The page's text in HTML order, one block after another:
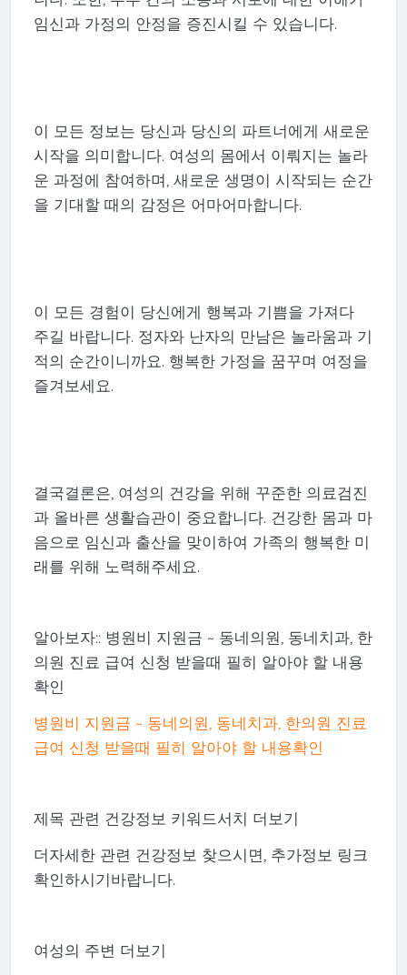
임신과 가정의 안정을 증진시킬 수 있습니다.
이 모든 정보는 당신과 당신의 파트너에게 새로운
시작을 의미합니다. 여성의 몸에서 이뤄지는 놀라
운 과정에 참여하며, 새로운 생명이 시작되는 순간
을 기대할 때의 감정은 어마어마합니다.
이 모든 경험이 당신에게 행복과 기쁨을 가져다
주길 바랍니다. 정자와 난자의 만남은 놀라움과 기
적의 순간이니까요. 행복한 가정을 꿈꾸며 여정을
즐겨보세요.
결국결론은, 여성의 건강을 위해 꾸준한 의료검진
과 올바른 생활습관이 중요합니다. 건강한 몸과 마
음으로 임신과 출산을 맞이하여 가족의 행복한 미
래를 위해 노력해주세요.
알아보자:: 병원비 지원금 ~ 동네의원, 동네치과, 한
의원 진료 급여 신청 받을때 필히 알아야 할 내용
확인
병원비 지원금 ~ 동네의원, 동네치과, 한의원 진료
급여 신청 받을때 필히 알아야 할 내용확인
제목 관련 건강정보 키워드서치 더보기
더자세한 관련 건강정보 찾으시면, 추가정보 링크
확인하시기바랍니다.
여성의 주변 더보기